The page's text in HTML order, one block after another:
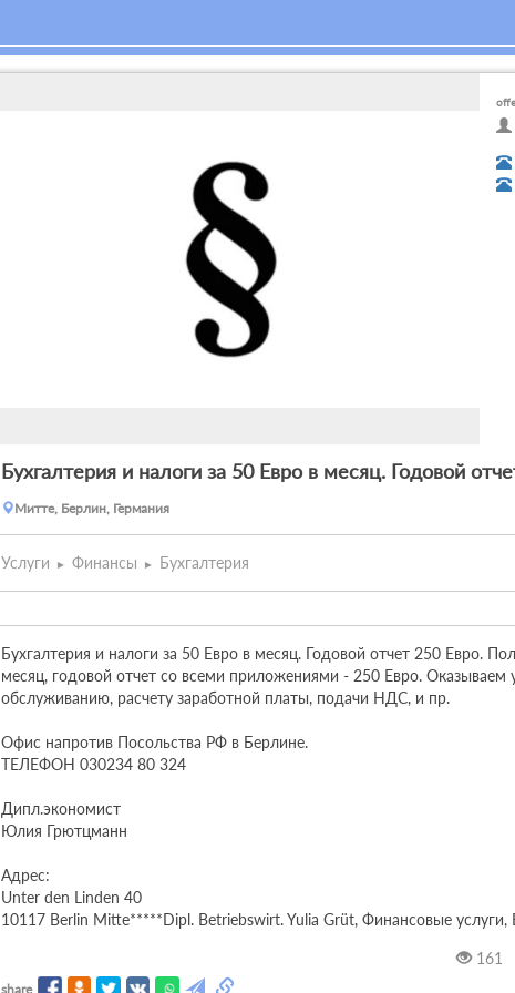
Бухгалтерия и налоги за 50 Евро в месяц. Годовой
Митте, Берлин, Германия
Услуги Финансы Бухгалтерия
Бухгалтерия и налоги за 50 Евро в месяц. Годовой отчет 250 Евро.
месяц, годовой отчет со всеми приложениями - 250 Евро. Оказываем
обслуживанию, расчету заработной платы, подачи НДС, и пр.
Офис напротив Посольства РФ в Берлине.
ТЕЛЕФОН 030234 80 324
Дипл.экономист
Юлия Грютцманн
Адрес:
Unter den Linden 40
10117 Berlin Mitte*****Dipl. Betriebswirt. Yulia Grüt, Финансовые
161
share